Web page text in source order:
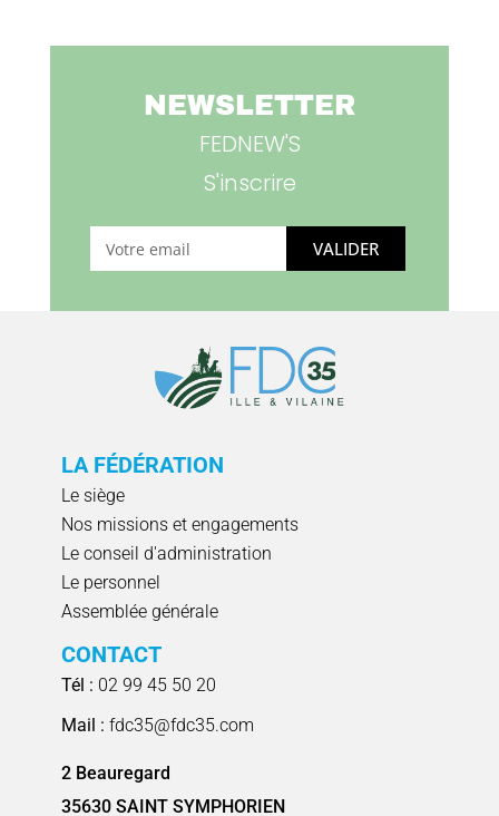
NEWSLETTER
FEDNEW'S
S'inscrire
VALIDER
LA FÉDÉRATION
Le siège
Nos missions et engagements
Le conseil d'administration
Le personnel
Assemblée générale
CONTACT
Tél : 02 99 45 50 20
Mail : fdc35@fdc35.com
2 Beauregard
35630 SAINT SYMPHORIEN